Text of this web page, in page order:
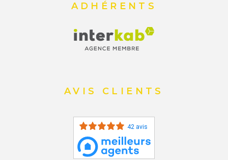
ADHÉRENTS
AVIS CLIENTS
42 avis